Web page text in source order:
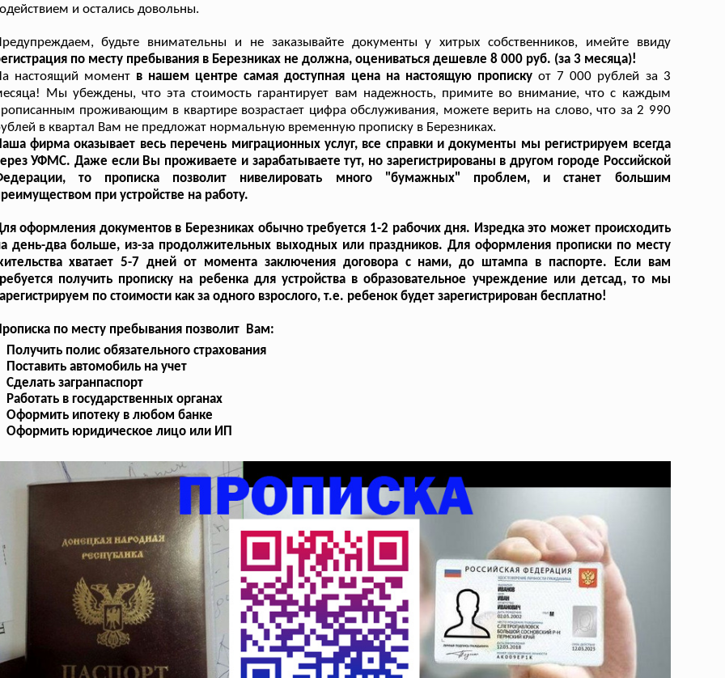
и остались довольны.
будьте внимательны и не заказывайте документы у хитрых собственников, имейте ввиду
по месту пребывания в Березниках не должна, оцениваться дешевле 8 000 руб. (за 3 месяца)!
настоящий моментв нашем центре самая доступная цена на настоящую пропискуот 7 000 рублей за 3
Мы убеждены, что эта стоимость гарантирует вам надежность, примите во внимание, что с каждым
проживающим в квартире возрастает цифра обслуживания, можете верить на слово, что за 2 990
в квартал Вам не предложат нормальную временную прописку в Березниках.
фирма оказывает весь перечень миграционных услуг, все справки и документы мы регистрируем всегда
УФМС. Даже если Вы проживаете и зарабатываете тут, но зарегистрированы в другом городе Российской
то прописка позволит нивелировать много "бумажных" проблем, и станет большим
при устройстве на работу.
оформления документов в Березниках обычно требуется 1-2 рабочих дня. Изредка это может происходить
день-два больше, из-за продолжительных выходных или праздников. Для оформления прописки по месту
хватает 5-7 дней от момента заключения договора с нами, до штампа в паспорте. Если вам
получить прописку на ребенка для устройства в образовательное учреждение или детсад, то мы
по стоимости как за одного взрослого, т.е. ребенок будет зарегистрирован бесплатно!
по месту пребывания позволит Вам:
Получить полис обязательного страхования
Поставить автомобиль на учет
Сделать загранпаспорт
Работать в государственных органах
Оформить ипотеку в любом банке
Оформить юридическое лицо или ИП